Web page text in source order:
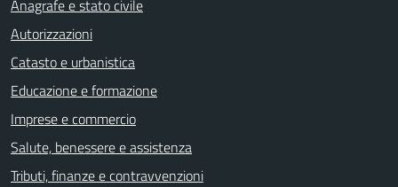
Anagrafe e stato civile
Autorizzazioni
Catasto e urbanistica
Educazione e formazione
Imprese e commercio
Salute, benessere e assistenza
Tributi, finanze e contravvenzioni